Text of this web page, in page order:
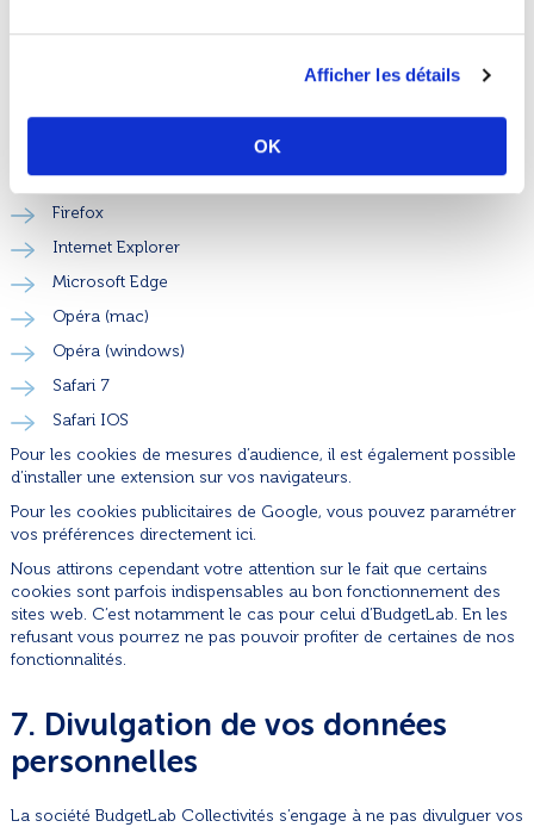
Afficher les détails
OK
navigateur afin qu’il refuse tout ou partie des cookies. Pour le site
encore pour l’ensemble des sites que vous visiterez. Le
eux. Nous vous proposons ici les liens vers la documentation des
Chrome
Firefox
Internet Explorer
Microsoft Edge
Opéra (mac)
Opéra (windows)
Safari 7
Safari IOS
Pour les cookies de mesures d’audience, il est également possible
d’installer une extension sur vos navigateurs.
Pour les cookies publicitaires de Google, vous pouvez paramétrer
vos préférences directement ici.
Nous attirons cependant votre attention sur le fait que certains
cookies sont parfois indispensables au bon fonctionnement des
sites web. C’est notamment le cas pour celui d’BudgetLab. En les
refusant vous pourrez ne pas pouvoir profiter de certaines de nos
fonctionnalités.
7. Divulgation de vos données
personnelles
La société BudgetLab Collectivités s’engage à ne pas divulguer vos